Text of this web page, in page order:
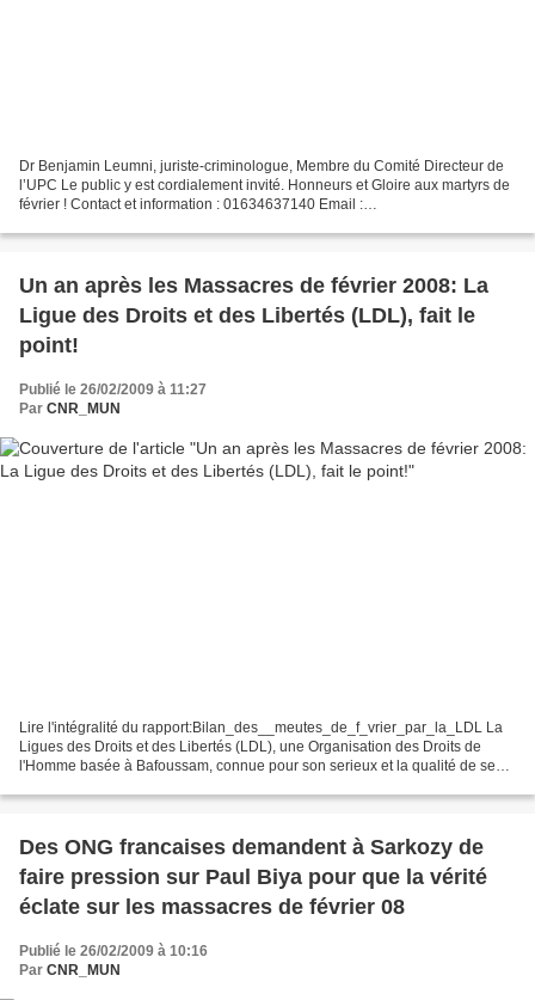
Dr Benjamin Leumni, juriste-criminologue, Membre du Comité Directeur de
l’UPC Le public y est cordialement invité. Honneurs et Gloire aux martyrs de
février ! Contact et information : 01634637140 Email :
--------------------------------------------------------------------------------------...
Un an après les Massacres de février 2008: La
Ligue des Droits et des Libertés (LDL), fait le
point!
Publié le 26/02/2009 à 11:27
Par CNR_MUN
Lire l'intégralité du rapport:Bilan_des__meutes_de_f_vrier_par_la_LDL La
Ligues des Droits et des Libertés (LDL), une Organisation des Droits de
l'Homme basée à Bafoussam, connue pour son serieux et la qualité de ses
Des ONG francaises demandent à Sarkozy de
faire pression sur Paul Biya pour que la vérité
éclate sur les massacres de février 08
Publié le 26/02/2009 à 10:16
Par CNR_MUN